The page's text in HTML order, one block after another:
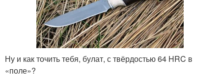
Ну и как точить тебя, булат, с твёрдостью 64 HRC в
«поле»?